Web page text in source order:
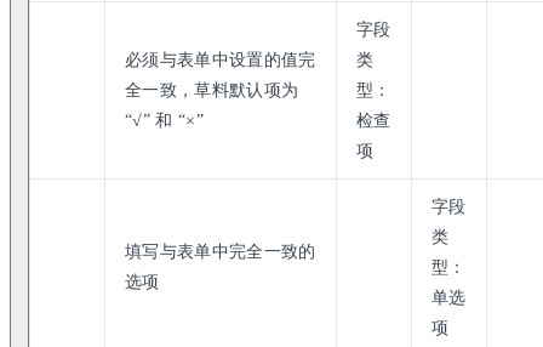
必须与表单中设置的值完
全一致，草料默认项为
“√” 和 “×”
字段
类
型：
检查
项
填写与表单中完全一致的
选项
字段
类
型：
单选
项